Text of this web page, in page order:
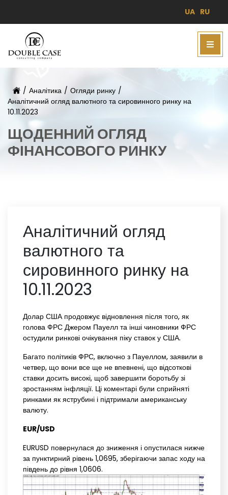
UA RU
/ Аналітика / Огляди ринку /
Аналітичний огляд валютного та сировинного ринку на
10.11.2023
ЩОДЕННИЙ ОГЛЯД
ФІНАНСОВОГО РИНКУ
Аналітичний огляд
валютного та
сировинного ринку на
10.11.2023
Долар США продовжує відновлення після того, як
голова ФРС Джером Пауелл та інші чиновники ФРС
остудили ринкові очікування піку ставок у США.
Багато політиків ФРС, включно з Пауеллом, заявили в
четвер, що вони все ще не впевнені, що відсоткові
ставки досить високі, щоб завершити боротьбу зі
зростанням інфляції. Ці коментарі були сприйняті
ринками як яструбині і підтримали американську
валюту.
EUR/USD
EURUSD повернулася до зниження і опустилася нижче
за пунктирний рівень 1,0695, зберігаючи запас ходу на
південь до рівня 1,0606.